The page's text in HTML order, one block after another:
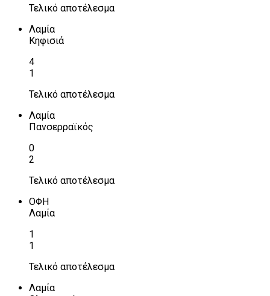
Τελικό αποτέλεσμα
Λαμία
Κηφισιά
4
1
Τελικό αποτέλεσμα
Λαμία
Πανσερραϊκός
0
2
Τελικό αποτέλεσμα
ΟΦΗ
Λαμία
1
1
Τελικό αποτέλεσμα
Λαμία